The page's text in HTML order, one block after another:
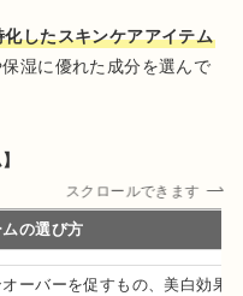
したスキンケアアイテム
湿に優れた成分を選んで
スクロールできます
の選び方
ーバーを促すもの、美白効果